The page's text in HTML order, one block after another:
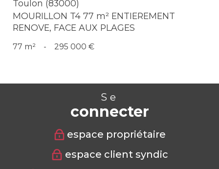
Toulon (83000)
MOURILLON T4 77 m² ENTIEREMENT
RENOVE, FACE AUX PLAGES
77 m² - 295 000 €
Se
connecter
espace propriétaire
espace client syndic